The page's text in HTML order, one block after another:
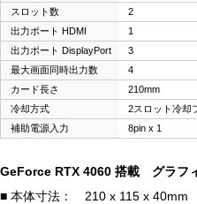
スロット数
2
出力ポート HDMI
1
出力ポート DisplayPort
3
最大画面同時出力数
4
カード長さ
210mm
冷却方式
2スロット冷却
補助電源入力
8pin x 1
GeForce RTX 4060 搭載 グラフ
■ 本体寸法： 210 x 115 x 40mm